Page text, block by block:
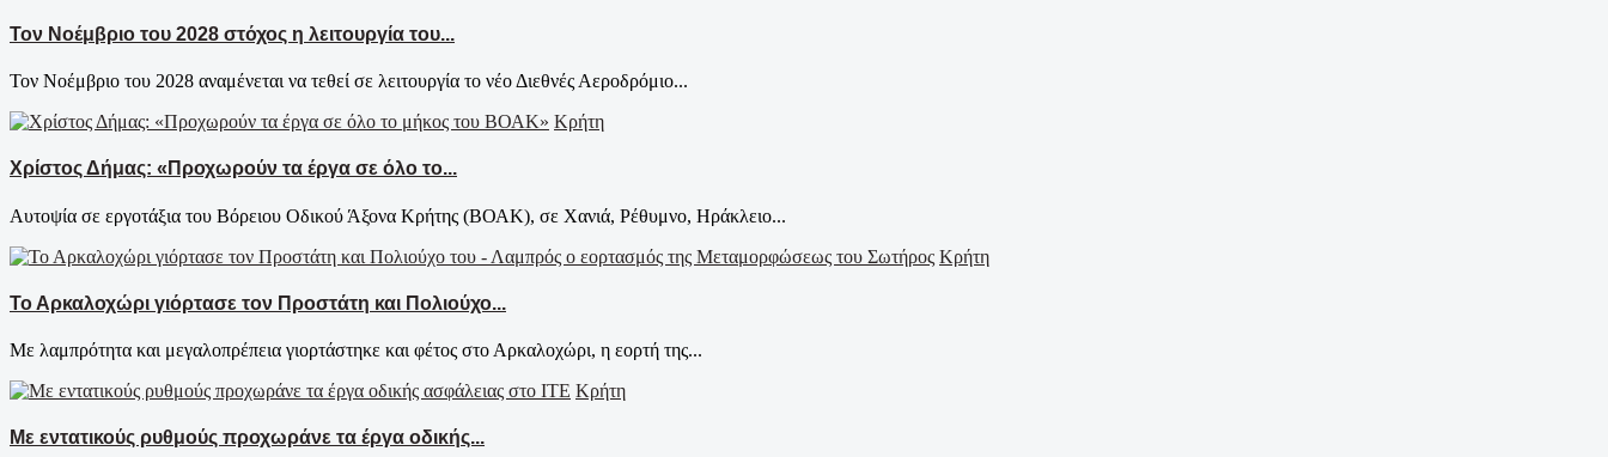
Τον Νοέμβριο του 2028 στόχος η λειτουργία του...
Τον Νοέμβριο του 2028 αναμένεται να τεθεί σε λειτουργία το νέο Διεθνές Αεροδρόμιο...
Κρήτη
Χρίστος Δήμας: «Προχωρούν τα έργα σε όλο το...
Αυτοψία σε εργοτάξια του Βόρειου Οδικού Άξονα Κρήτης (ΒΟΑΚ), σε Χανιά, Ρέθυμνο, Ηράκλειο...
Κρήτη
Το Αρκαλοχώρι γιόρτασε τον Προστάτη και Πολιούχο...
Με λαμπρότητα και μεγαλοπρέπεια γιορτάστηκε και φέτος στο Αρκαλοχώρι, η εορτή της...
Κρήτη
Με εντατικούς ρυθμούς προχωράνε τα έργα οδικής...